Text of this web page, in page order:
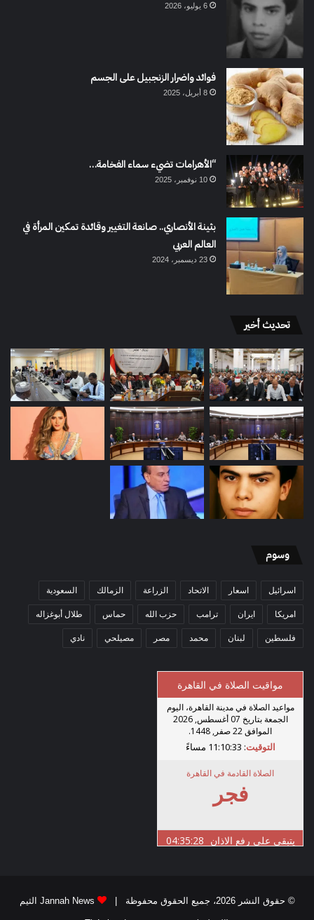
6 يوليو، 2026
فوائد واضرار الزنجبيل على الجسم
8 أبريل، 2025
“الأهرامات تضيء سماء الفخامة…
10 نوفمبر، 2025
بثينة الأنصاري.. صانعة التغيير وقائدة تمكين المرأة في
العالم العربي
23 ديسمبر، 2024
تحديث أخير
وسوم
اسرائيل اسعار الاتحاد الزراعة الزمالك السعودية
امريكا ايران ترامب حزب الله حماس طلال أبوغزاله
فلسطين لبنان محمد مصر مصيلحي نادي
© حقوق النشر 2026، جميع الحقوق محفوظة | Jannah News الثيم